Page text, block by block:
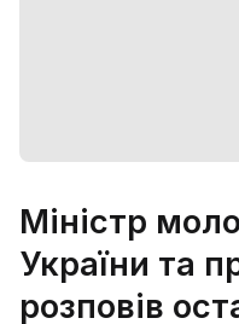
Міністр
України та
розповів